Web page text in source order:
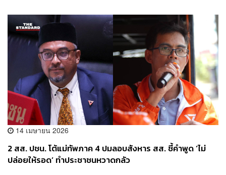
14 เมษายน 2026
2 สส. ปชน. โต้แม่ทัพภาค 4 ปมลอบสังหาร สส. ชี้คำพูด ‘ไม่
ปล่อยให้รอด’ ทำประชาชนหวาดกลัว